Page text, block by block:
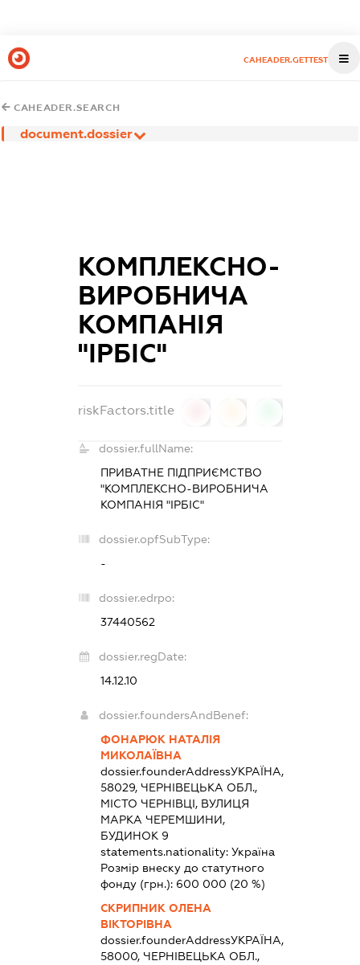
CAHEADER.GETTEST
CAHEADER.SEARCH
document.dossier
КОМПЛЕКСНО-
ВИРОБНИЧА
КОМПАНІЯ
"ІРБІС"
riskFactors.title
dossier.fullName:
ПРИВАТНЕ ПІДПРИЄМСТВО
"КОМПЛЕКСНО-ВИРОБНИЧА
КОМПАНІЯ "ІРБІС"
dossier.opfSubType:
-
dossier.edrpo:
37440562
dossier.regDate:
14.12.10
dossier.foundersAndBenef:
ФОНАРЮК НАТАЛІЯ
МИКОЛАЇВНА
dossier.founderAddressУКРАЇНА,
58029, ЧЕРНІВЕЦЬКА ОБЛ.,
МІСТО ЧЕРНІВЦІ, ВУЛИЦЯ
МАРКА ЧЕРЕМШИНИ,
БУДИНОК 9
statements.nationality: Україна
Розмір внеску до статутного
фонду (грн.): 600 000 (20 %)
СКРИПНИК ОЛЕНА
ВІКТОРІВНА
dossier.founderAddressУКРАЇНА,
58000, ЧЕРНІВЕЦЬКА ОБЛ.,